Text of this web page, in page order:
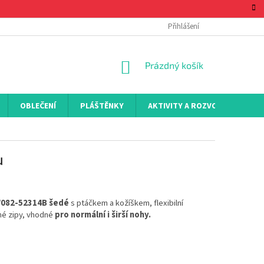
Přihlášení
NÁKUPNÍ
Prázdný košík
OBLEČENÍ PLÁŠTĚNKY AKTIVITY A ROZVOJ
52314B šedés ptáčkem a kožíškem, flexibilní
zipy, vhodné pro normální i širší nohy.